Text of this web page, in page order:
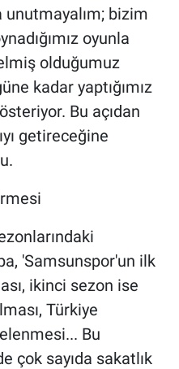
unutmayalım; bizim
oyunla
olduğumuz
kadar yaptığımız
Bu açıdan
getireceğine
'Samsunspor'un ilk
ikinci sezon ise
Türkiye
Bu
çok sayıda sakatlık